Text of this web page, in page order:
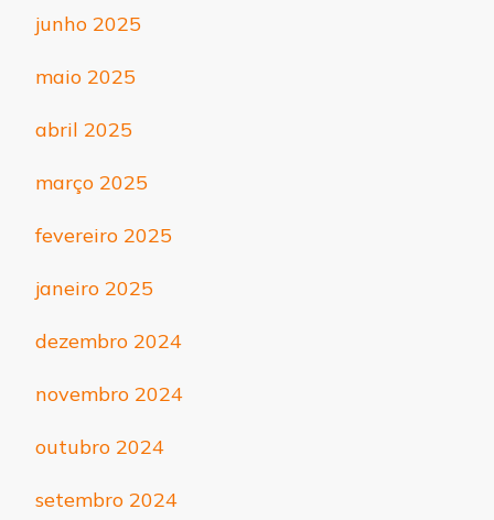
junho 2025
maio 2025
abril 2025
março 2025
fevereiro 2025
janeiro 2025
dezembro 2024
novembro 2024
outubro 2024
setembro 2024